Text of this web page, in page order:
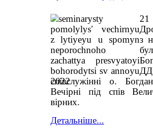
21
з
співслужінні о.
Вечірні під спів
вірних.
Детальніше...